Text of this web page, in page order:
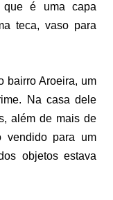
que é uma capa
teca, vaso para
bairro Aroeira, um
Na casa dele
além de mais de
vendido para um
objetos estava